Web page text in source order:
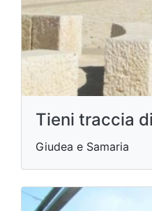
Tieni traccia
Giudea e Samaria